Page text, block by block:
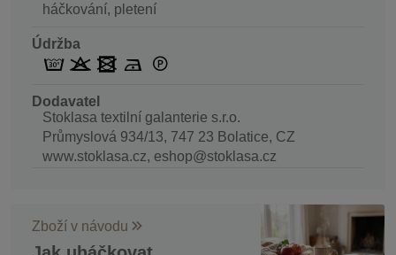
háčkování, pletení
Údržba
Dodavatel
Stoklasa textilní galanterie s.r.o.
Průmyslová 934/13, 747 23 Bolatice, CZ
www.stoklasa.cz, eshop@stoklasa.cz
Zboží v návodu